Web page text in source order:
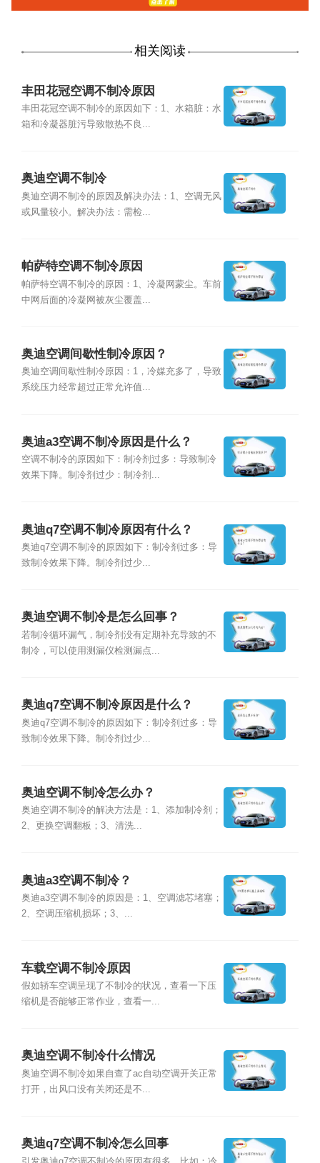
相关阅读
丰田花冠空调不制冷原因
丰田花冠空调不制冷的原因如下：1、水箱脏：水
箱和冷凝器脏污导致散热不良...
奥迪空调不制冷
奥迪空调不制冷的原因及解决办法：1、空调无风
或风量较小。解决办法：需检...
帕萨特空调不制冷原因
帕萨特空调不制冷的原因：1、冷凝网蒙尘。车前
中网后面的冷凝网被灰尘覆盖...
奥迪空调间歇性制冷原因？
奥迪空调间歇性制冷原因：1，冷媒充多了，导致
系统压力经常超过正常允许值...
奥迪a3空调不制冷原因是什么？
空调不制冷的原因如下：制冷剂过多：导致制冷
效果下降。制冷剂过少：制冷剂...
奥迪q7空调不制冷原因有什么？
奥迪q7空调不制冷的原因如下：制冷剂过多：导
致制冷效果下降。制冷剂过少...
奥迪空调不制冷是怎么回事？
若制冷循环漏气，制冷剂没有定期补充导致的不
制冷，可以使用测漏仪检测漏点...
奥迪q7空调不制冷原因是什么？
奥迪q7空调不制冷的原因如下：制冷剂过多：导
致制冷效果下降。制冷剂过少...
奥迪空调不制冷怎么办？
奥迪空调不制冷的解决方法是：1、添加制冷剂；
2、更换空调翻板；3、清洗...
奥迪a3空调不制冷？
奥迪a3空调不制冷的原因是：1、空调滤芯堵塞；
2、空调压缩机损坏；3、...
车载空调不制冷原因
假如轿车空调呈现了不制冷的状况，查看一下压
缩机是否能够正常作业，查看一...
奥迪空调不制冷什么情况
奥迪空调不制冷如果自查了ac自动空调开关正常
打开，出风口没有关闭还是不...
奥迪q7空调不制冷怎么回事